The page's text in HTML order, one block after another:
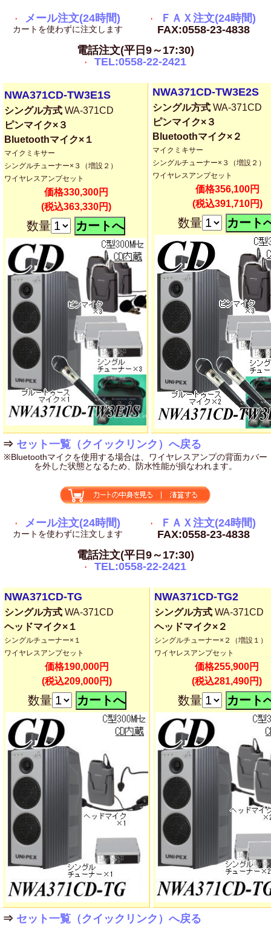
メール注文(24時間)
カートを使わずに注文します
ＦＡＸ注文(24時間)
FAX:0558-23-4838
電話注文(平日9～17:30)
TEL:0558-22-2421
NWA371CD-TW3E1S
シングル方式 WA-371CD
ピンマイク×３
Bluetoothマイク×１
マイクミキサー
シングルチューナー×３（増設２）
ワイヤレスアンプセット
価格330,300円
(税込363,330円)
数量
NWA371CD-TW3E2S
シングル方式 WA-371CD
ピンマイク×３
Bluetoothマイク×２
マイクミキサー
シングルチューナー×３（増設２）
ワイヤレスアンプセット
価格356,100円
(税込391,710円)
数量
⇒ セット一覧（クイックリンク）へ戻る
※Bluetoothマイクを使用する場合は、ワイヤレスアンプの背面カバー
を外した状態となるため、防水性能が損なわれます。
メール注文(24時間)
カートを使わずに注文します
ＦＡＸ注文(24時間)
FAX:0558-23-4838
電話注文(平日9～17:30)
TEL:0558-22-2421
NWA371CD-TG
シングル方式 WA-371CD
ヘッドマイク×１
シングルチューナー×１
ワイヤレスアンプセット
価格190,000円
(税込209,000円)
数量
NWA371CD-TG2
シングル方式 WA-371CD
ヘッドマイク×２
シングルチューナー×２（増設１）
ワイヤレスアンプセット
価格255,900円
(税込281,490円)
数量
⇒ セット一覧（クイックリンク）へ戻る